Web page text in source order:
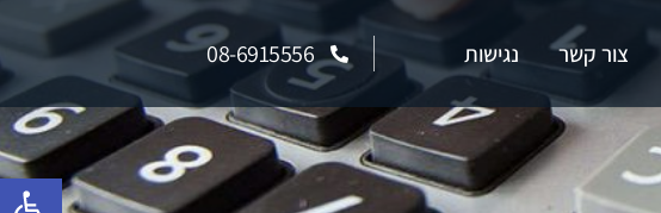
פתח
צור קשר נגישות 08-6915556